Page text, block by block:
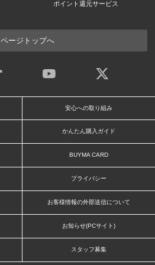
ポイント還元サービス
ページトップへ
安心への取り組み
かんたん購入ガイド
BUYMA CARD
プライバシー
お客様情報の外部送信について
お知らせ(PCサイト)
スタッフ募集